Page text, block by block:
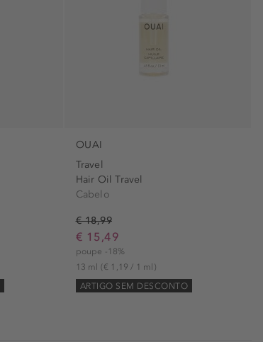
protetor de calor (1)
OUAI
Travel
Hair Oil Travel
Cabelo
€ 18,99
€ 15,49
poupe -18%
13 ml (€ 1,19 / 1 ml)
ARTIGO SEM DESCONTO